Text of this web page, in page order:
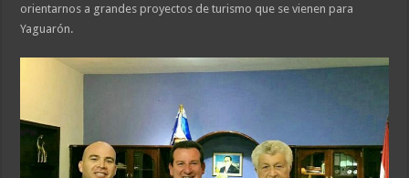
orientarnos a grandes proyectos de turismo que se vienen para
Yaguarón.